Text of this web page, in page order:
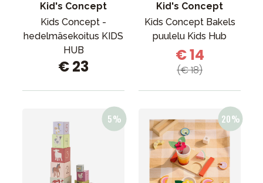
Kid's Concept
Kids Concept -
hedelmäsekoitus KIDS
HUB
€ 23
Kid's Concept
Kids Concept Bakels
puulelu Kids Hub
€ 14
(€ 18)